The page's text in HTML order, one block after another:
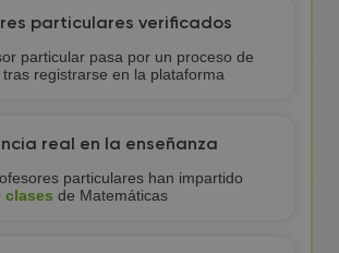
particulares verificados
particular pasa por un proceso de
registrarse en la plataforma
real en la enseñanza
particulares han impartido
clases de Matemáticas